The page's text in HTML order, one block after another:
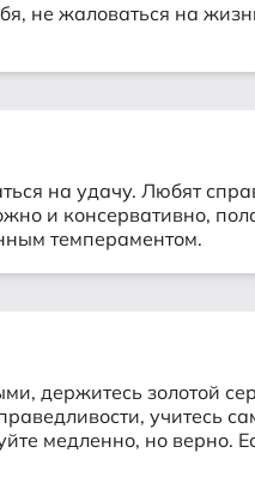
не жаловаться на
на удачу. Любят
и консервативно,
темпераментом.
держитесь золотой
учитесь
медленно, но верно.